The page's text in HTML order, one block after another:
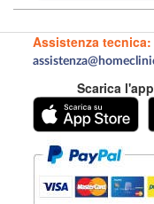
Assistenza tecnica:
Scarica